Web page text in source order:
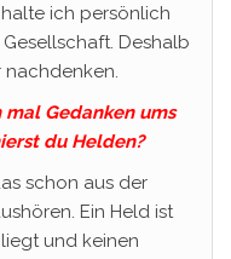
ich persönlich
Deshalb
nachdenken.
Gedanken ums
du Helden?
schon aus der
Ein Held ist
und keinen